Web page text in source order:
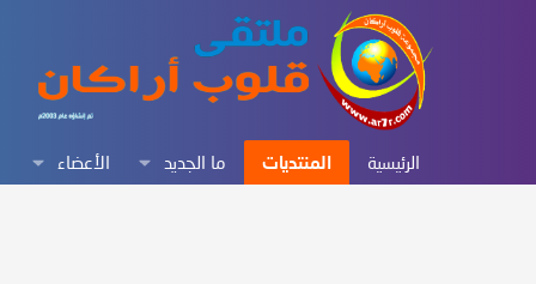
الرئيسية المنتديات ما الجديد الأعضاء